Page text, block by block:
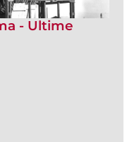
- Ultime